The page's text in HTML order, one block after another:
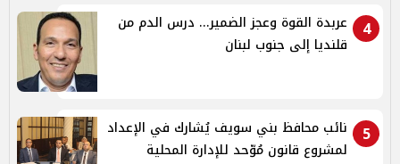
4
عربدة القوة وعجز الضمير... درس الدم من
قلنديا إلى جنوب لبنان
5
نائب محافظ بني سويف يُشارك في الإعداد
لمشروع قانون مُوّحد للإدارة المحلية